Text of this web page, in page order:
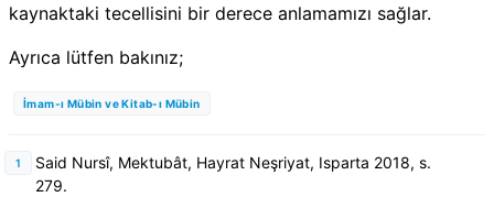
kaynaktaki tecellisini bir derece anlamamızı sağlar.
Ayrıca lütfen bakınız;
İmam-ı Mübin ve Kitab-ı Mübin
Said Nursî, Mektubât, Hayrat Neşriyat, Isparta 2018, s.
279.